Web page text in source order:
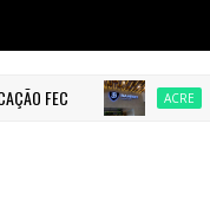
ACRE Chega